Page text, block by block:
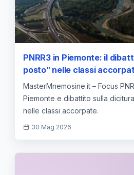
PNRR3 in Piemonte: il
posto” nelle classi
MasterMnemosine.it – Focus
Piemonte e dibattito sulla
nelle classi accorpate.
30 Mag 2026